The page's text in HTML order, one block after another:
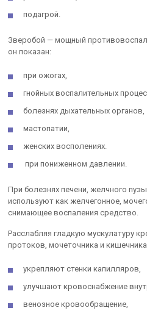
подагрой.
Зверобой — мощный
он показан:
при ожогах,
гнойных воспалительных
болезнях дыхательных органов,
мастопатии,
женских восполениях.
при пониженном давлении.
При болезнях печени, желчного
используют как желчегонное,
снимающее воспаления средство.
Расслабляя гладкую мускулатуру
протоков, мочеточника и
укрепляют стенки капилляров,
улучшают кровоснабжение
венозное кровообращение,